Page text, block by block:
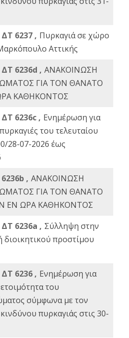
6237 , Πυρκαγιά σε χώρο
Αττικής
6236d , ΑΝΑΚΟΙΝΩΣΗ
ΓΙΑ ΤΟΝ ΘΑΝΑΤΟ
ΚΑΘΗΚΟΝΤΟΣ
6236c , Ενημέρωση για
του τελευταίου
28-07-2026 έως
, ΑΝΑΚΟΙΝΩΣΗ
ΓΙΑ ΤΟΝ ΘΑΝΑΤΟ
ΕΝ ΩΡΑ ΚΑΘΗΚΟΝΤΟΣ
6236a , Σύλληψη στην
διοικητικού προστίμου
6236 , Ενημέρωση για
του
σύμφωνα με τον
πυρκαγιάς στις 30-